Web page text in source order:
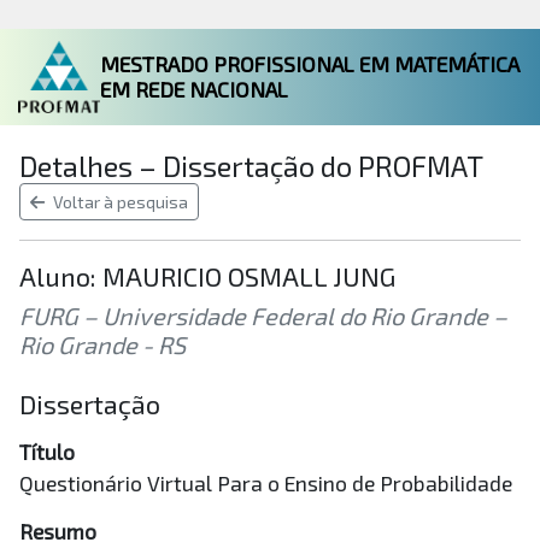
MESTRADO PROFISSIONAL EM MATEMÁTICA
EM REDE NACIONAL
Detalhes – Dissertação do PROFMAT
Voltar à pesquisa
Aluno: MAURICIO OSMALL JUNG
FURG – Universidade Federal do Rio Grande –
Rio Grande - RS
Dissertação
Título
Questionário Virtual Para o Ensino de Probabilidade
Resumo